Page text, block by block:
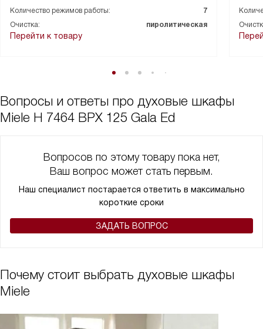
Количество режимов работы:
7
Очистка:
пиролитическая
Перейти к товару
Вопросы и ответы про духовые шкафы
Miele H 7464 BPX 125 Gala Ed
Вопросов по этому товару пока нет,
Ваш вопрос может стать первым.
Наш специалист постарается ответить в максимально
короткие сроки
ЗАДАТЬ ВОПРОС
Почему стоит выбрать духовые шкафы
Miele